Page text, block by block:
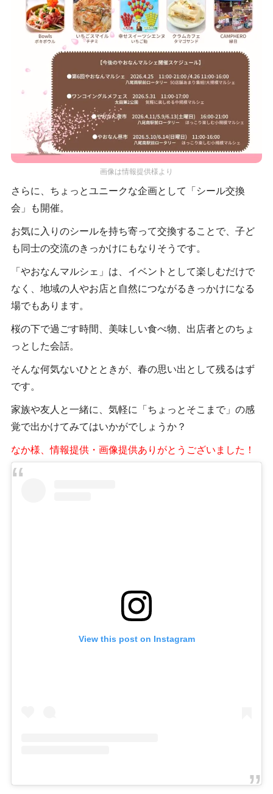
画像は情報提供様より
さらに、ちょっとユニークな企画として「シール交換
会」も開催。
お気に入りのシールを持ち寄って交換することで、子ど
も同士の交流のきっかけにもなりそうです。
「やおなんマルシェ」は、イベントとして楽しむだけで
なく、地域の人やお店と自然につながるきっかけになる
場でもあります。
桜の下で過ごす時間、美味しい食べ物、出店者とのちょ
っとした会話。
そんな何気ないひとときが、春の思い出として残るはず
です。
家族や友人と一緒に、気軽に「ちょっとそこまで」の感
覚で出かけてみてはいかがでしょうか？
なか様、情報提供・画像提供ありがとうございました！
View this post on Instagram